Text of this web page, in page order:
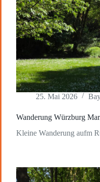
25. Mai 2026
Wanderung Würzburg
Kleine Wanderung aufm